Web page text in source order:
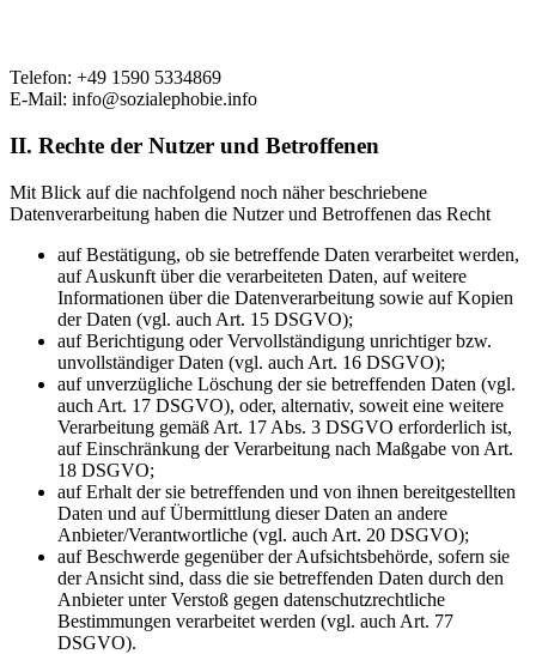
Telefon: +49 1590 5334869
E-Mail: info@sozialephobie.info
II. Rechte der Nutzer und Betroffenen
Mit Blick auf die nachfolgend noch näher beschriebene
Datenverarbeitung haben die Nutzer und Betroffenen das Recht
auf Bestätigung, ob sie betreffende Daten verarbeitet werden,
auf Auskunft über die verarbeiteten Daten, auf weitere
Informationen über die Datenverarbeitung sowie auf Kopien
der Daten (vgl. auch Art. 15 DSGVO);
auf Berichtigung oder Vervollständigung unrichtiger bzw.
unvollständiger Daten (vgl. auch Art. 16 DSGVO);
auf unverzügliche Löschung der sie betreffenden Daten (vgl.
auch Art. 17 DSGVO), oder, alternativ, soweit eine weitere
Verarbeitung gemäß Art. 17 Abs. 3 DSGVO erforderlich ist,
auf Einschränkung der Verarbeitung nach Maßgabe von Art.
18 DSGVO;
auf Erhalt der sie betreffenden und von ihnen bereitgestellten
Daten und auf Übermittlung dieser Daten an andere
Anbieter/Verantwortliche (vgl. auch Art. 20 DSGVO);
auf Beschwerde gegenüber der Aufsichtsbehörde, sofern sie
der Ansicht sind, dass die sie betreffenden Daten durch den
Anbieter unter Verstoß gegen datenschutzrechtliche
Bestimmungen verarbeitet werden (vgl. auch Art. 77
DSGVO).